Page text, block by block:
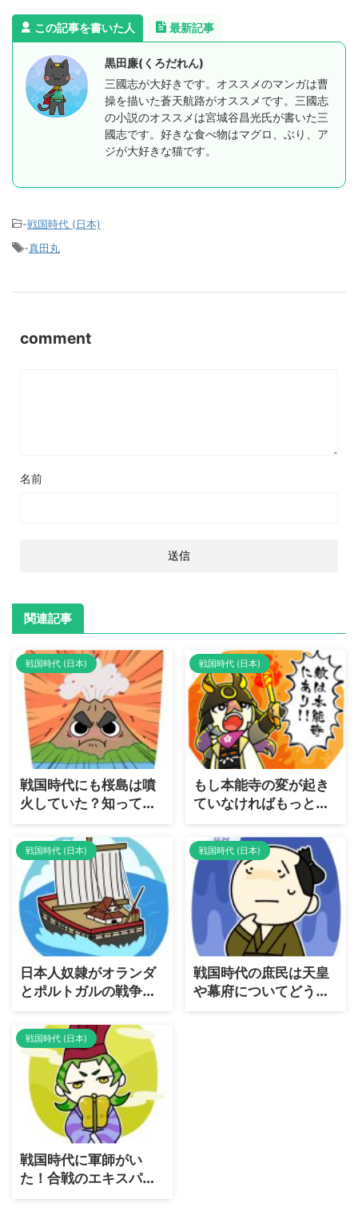
この記事を書いた人 最新記事
黒田廉(くろだれん)
三國志が大好きです。オススメのマンガは曹
操を描いた蒼天航路がオススメです。三國志
の小説のオススメは宮城谷昌光氏が書いた三
國志です。好きな食べ物はマグロ、ぶり、ア
ジが大好きな猫です。
-戦国時代 (日本)
-真田丸
comment
名前
関連記事
戦国時代 (日本)
戦国時代にも桜島は噴
火していた？知ってい
るようで知らない桜島
について解説
戦国時代 (日本)
もし本能寺の変が起き
ていなければもっと大
きな「本能寺の変」が
起きていた？日本史ど
ころか世界史レベルの
if展開を考える
戦国時代 (日本)
日本人奴隷がオランダ
とポルトガルの戦争に
参加していた
戦国時代 (日本)
戦国時代の庶民は天皇
や幕府についてどう考
えていたの？
戦国時代 (日本)
戦国時代に軍師がい
た！合戦のエキスパー
ト軍師と軍配者はどう